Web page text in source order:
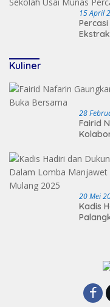
15 April
Kuliner
28
Fairid
20 Mei
Kadis